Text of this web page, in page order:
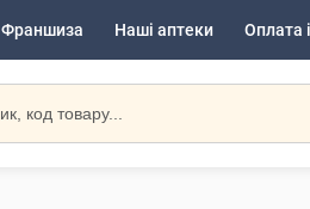
Франшиза Наші аптеки Оплата